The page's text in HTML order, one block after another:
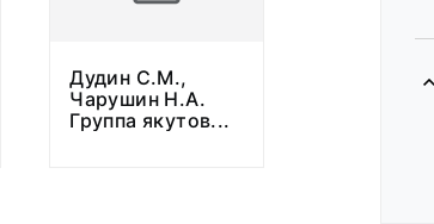
Дудин С.М.,
Чарушин Н.А.
Группа якутов...